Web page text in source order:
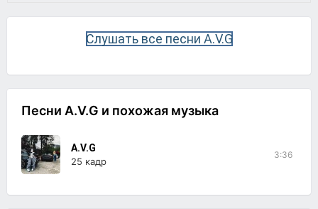
Слушать все песни A.V.G
Песни A.V.G и похожая музыка
A.V.G
25 кадр
3:36